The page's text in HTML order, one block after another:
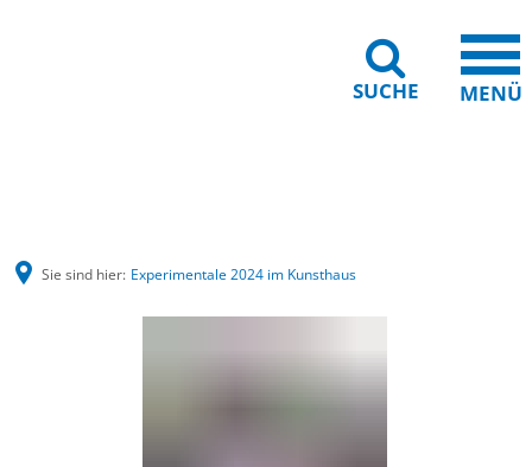
SUCHE MENÜ
Sie sind hier: Experimentale 2024 im Kunsthaus